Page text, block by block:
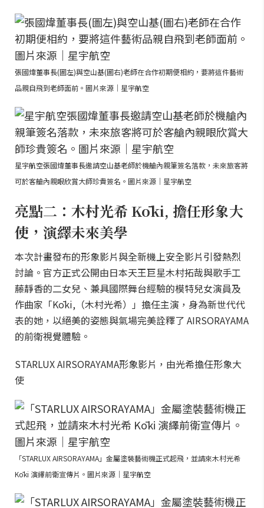
張國煒董事長(圖左)與空山基(圖右)老師在合作初期便相約，要將這件藝術
品親自飛到老師面前。圖片來源｜星宇航空
星宇航空張國煒董事長邀請空山基老師於機艙內親筆簽名落款，未來旅客將
可於客艙內親眼欣賞大師珍貴簽名。圖片來源｜星宇航空
亮點二：木村光希 Kōki, 擔任形象大
使，演繹未來美學
本次計畫發布的形象影片與全新機上安全影片引發熱烈
討論。官方正式公開由日本天王巨星木村拓哉與歌手工
藤靜香的二女兒、兼具國際舞台經驗的模特兒女演員及
作曲家「Kōki,（木村光希）」擔任主演，身為新世代代
表的她，以絕美的姿態與氣場完美詮釋了 AIRSORAYAMA
的前衛視覺體驗。
STARLUX AIRSORAYAMA形象影片，由光希擔任形象大
使
「STARLUX AIRSORAYAMA」金屬塗裝藝術機正式起飛，並請來木村光希
Kōki 演繹前衛宣傳片。圖片來源｜星宇航空